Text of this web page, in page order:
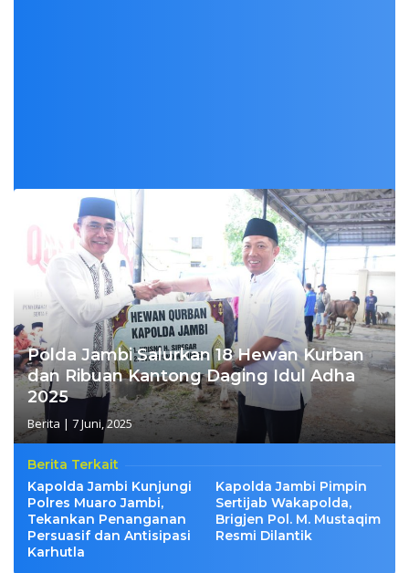
Polda Jambi Salurkan 18 Hewan Kurban
dan Ribuan Kantong Daging Idul Adha
2025
Berita | 7 Juni, 2025
Berita Terkait
Kapolda Jambi Kunjungi
Polres Muaro Jambi,
Tekankan Penanganan
Persuasif dan Antisipasi
Karhutla
Kapolda Jambi Pimpin
Sertijab Wakapolda,
Brigjen Pol. M. Mustaqim
Resmi Dilantik